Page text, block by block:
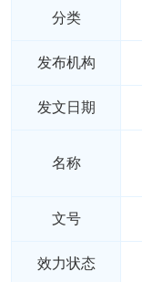
分类
发布机构
发文日期
名称
文号
效力状态